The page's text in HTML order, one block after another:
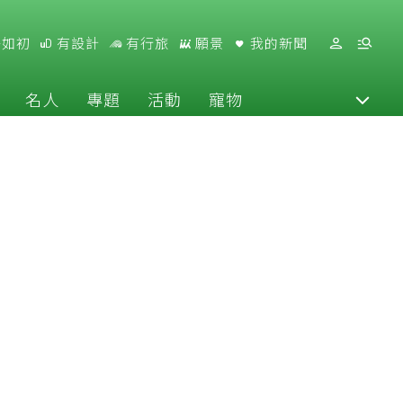
初 有設計 有行旅 願景 我的新聞
名人 專題 活動 寵物